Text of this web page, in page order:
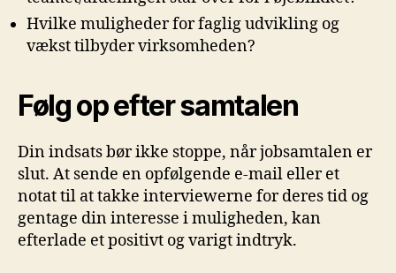
Hvilke muligheder for faglig udvikling og
vækst tilbyder virksomheden?
Følg op efter samtalen
Din indsats bør ikke stoppe, når jobsamtalen er
slut. At sende en opfølgende e-mail eller et
notat til at takke interviewerne for deres tid og
gentage din interesse i muligheden, kan
efterlade et positivt og varigt indtryk.